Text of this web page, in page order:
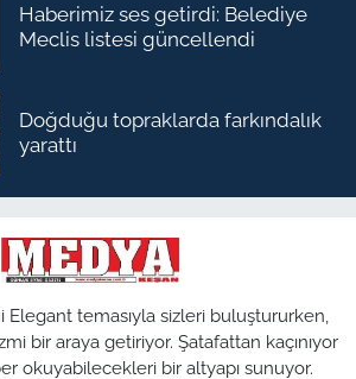
Haberimiz ses getirdi: Belediye
Meclis listesi güncellendi
Doğduğu topraklarda farkındalık
yarattı
Elegant temasıyla sizleri buluştururken,
bir araya getiriyor. Şatafattan kaçınıyor
okuyabilecekleri bir altyapı sunuyor.